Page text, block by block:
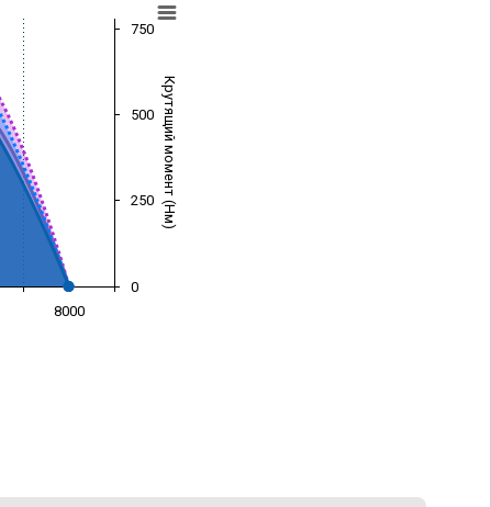
Крутящий момент (Нм)
8000
0
250
500
750